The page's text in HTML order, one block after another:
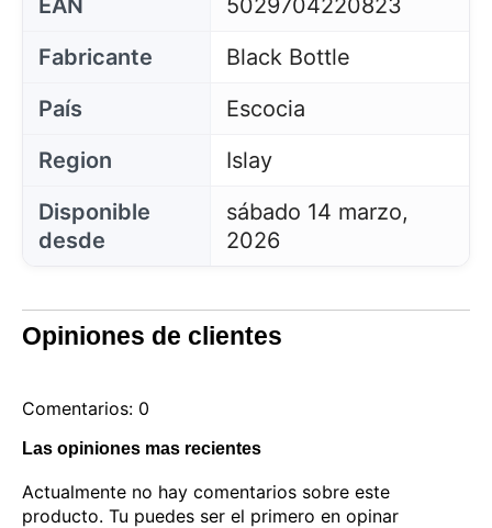
EAN
5029704220823
Fabricante
Black Bottle
País
Escocia
Region
Islay
Disponible
desde
sábado 14 marzo,
2026
Opiniones de clientes
Comentarios: 0
Las opiniones mas recientes
Actualmente no hay comentarios sobre este
producto. Tu puedes ser el primero en opinar